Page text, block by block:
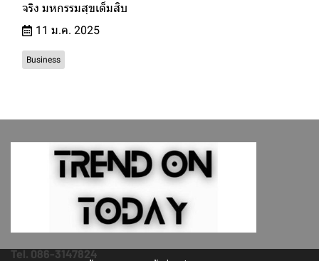
จริง มหกรรมสุขเต็มสิบ
11 ม.ค. 2025
Business
Tel. 086-3147824